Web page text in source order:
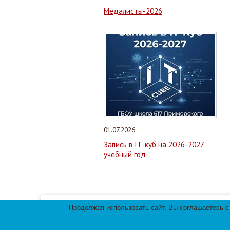
Медалисты-2026
01.07.2026
Запись в IT-куб на 2026-2027
учебный год
Продолжая использовать сайт, Вы соглашаетесь
Мы используем файлы cookies для